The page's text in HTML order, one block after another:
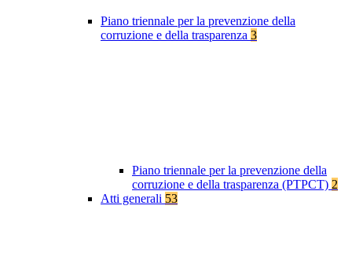
Piano triennale per la prevenzione della
corruzione e della trasparenza 3
Piano triennale per la prevenzione della
corruzione e della trasparenza (PTPCT) 2
Atti generali 53